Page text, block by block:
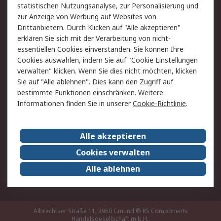
Hilfe
Rechtliches
RS Verkaufs- und
Lieferbedingungen
Datenschutz
Cookie-Richtlinie
Zahlungsbedingungen
Impressum
Webseite Konditionen
RS weltweit
Karriere bei RS
Nachhaltigkeit
Qualität/Zertifikate
Presse-Center
Event-Center
Albrechtser Straße 11, 3950 Gmünd © RS Components
Handelsgesellschaft m.b.H.,
statistischen Nutzungsanalyse, zur Personalisierung und
zur Anzeige von Werbung auf Websites von
Drittanbietern. Durch Klicken auf "Alle akzeptieren"
erklären Sie sich mit der Verarbeitung von nicht-
essentiellen Cookies einverstanden. Sie können Ihre
Cookies auswählen, indem Sie auf "Cookie Einstellungen
verwalten" klicken. Wenn Sie dies nicht möchten, klicken
Sie auf "Alle ablehnen". Dies kann den Zugriff auf
bestimmte Funktionen einschränken. Weitere
Informationen finden Sie in unsererCookie-Richtlinie.
Alle akzeptieren
Cookies verwalten
Alle ablehnen